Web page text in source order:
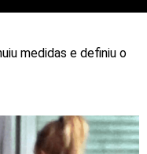
medidas e definiu o